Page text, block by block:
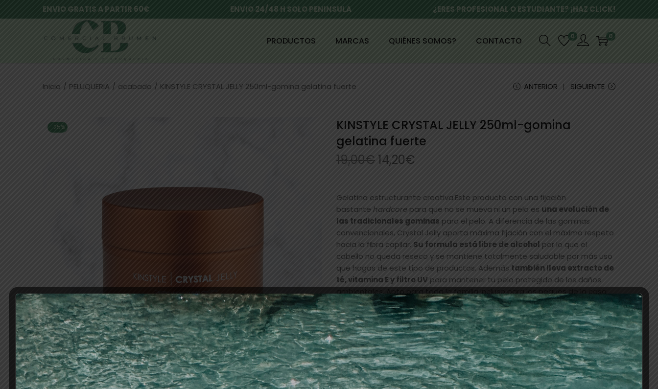
ENVIO GRATIS A PARTIR 60€ ENVIO 24/48 H SOLO PENINSULA ¿ERES PROFESIONAL O ESTUDIANTE? ¡HAZ CLICK!
PRODUCTOS MARCAS QUIÉNES SOMOS? CONTACTO 0 0
Inicio / PELUQUERIA / acabado / KINSTYLE CRYSTAL JELLY 250ml-gomina gelatina fuerte ANTERIOR SIGUIENTE
-25%
KINSTYLE CRYSTAL JELLY 250ml-gomina
gelatina fuerte
19,00€ 14,20€
Gelatina estructurante creativa.Este producto con una fijación
bastante hardcore para que no se mueva ni un pelo es una evolución de
las tradicionales gominas para el pelo. A diferencia de las gominas
convencionales, Crystal Jelly aporta máxima fijación con el máximo respeto
hacia la fibra capilar. Su formula está libre de alcohol por lo que el
cabello no queda reseco y se mantiene totalmente saludable por más uso
que hagas de este tipo de productos. Además también lleva extracto de
té, vitamina E y filtro UV para mantener tu pelo protegido de los daños
ambientales. Apto para toda la familia incluso para los peques de la casa
que quieran lucir un peinado impecable e inamovible.
AÑADIR AL CARRITO
Añadir a la lista de deseos